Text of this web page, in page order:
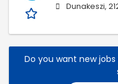
Dunakeszi,
Do you want new